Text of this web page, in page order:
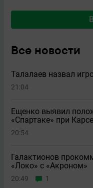
Все новости
Талалаев назвал
21:04
Ещенко выявил
«Спартаке» при
20:54
Галактионов
«Локо» с «Акроном»
20:49 1